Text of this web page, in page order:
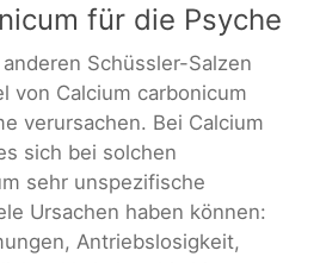
für die Psyche
Schüssler-Salzen
von Calcium carbonicum
verursachen. Bei Calcium
sich bei solchen
sehr unspezifische
Ursachen haben können:
Antriebslosigkeit,